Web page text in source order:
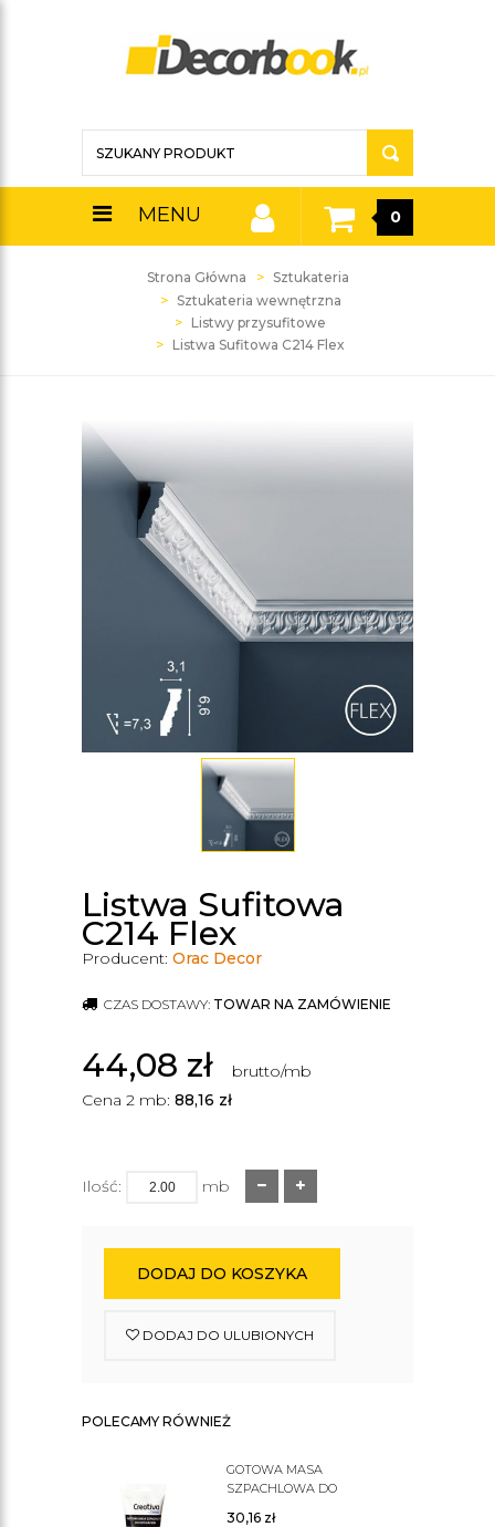
MENU 0
Strona Główna
Sztukateria
Sztukateria wewnętrzna
Listwy przysufitowe
Listwa Sufitowa C214 Flex
Listwa Sufitowa
C214 Flex
Producent: Orac Decor
CZAS DOSTAWY: TOWAR NA ZAMÓWIENIE
44,08 zł
brutto/mb
Cena 2 mb: 88,16 zł
Ilość: mb
DODAJ DO KOSZYKA
DODAJ DO ULUBIONYCH
POLECAMY RÓWNIEŻ
GOTOWA MASA
SZPACHLOWA DO
30,16 zł